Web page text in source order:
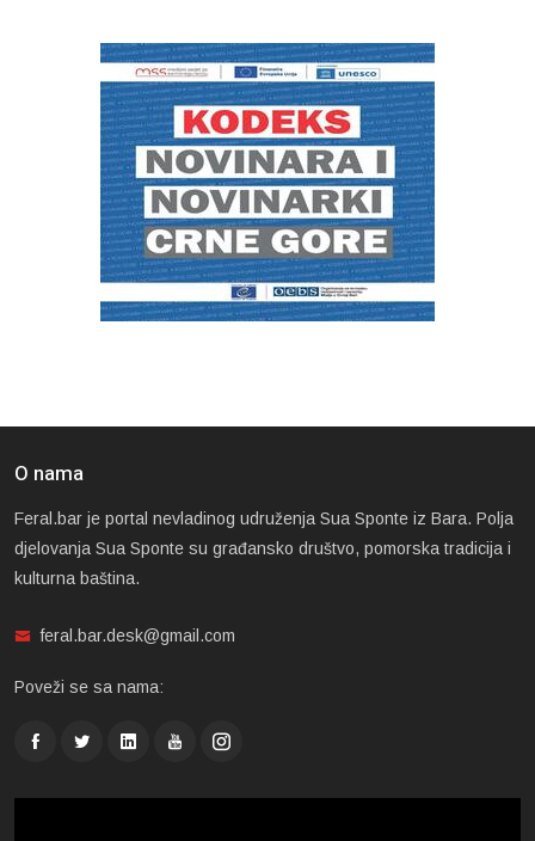
O nama
Feral.bar je portal nevladinog udruženja Sua Sponte iz Bara. Polja
djelovanja Sua Sponte su građansko društvo, pomorska tradicija i
kulturna baština.
feral.bar.desk@gmail.com
Poveži se sa nama: